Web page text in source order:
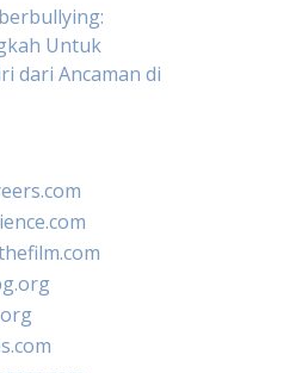
Untuk
dari Ancaman di